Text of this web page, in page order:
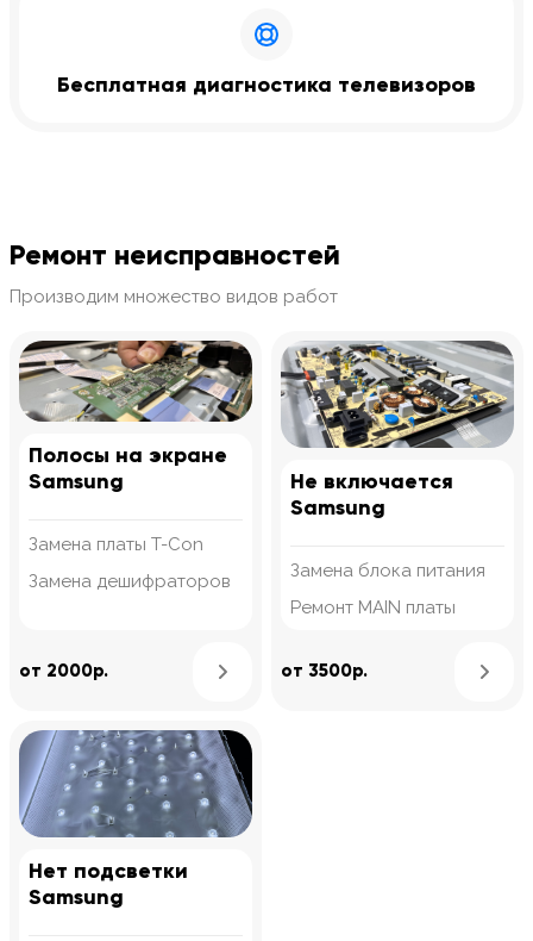
Бесплатная диагностика телевизоров
Ремонт неисправностей
Производим множество видов работ
Полосы на экране
Samsung
Замена платы T-Con
Замена дешифраторов
от 2000р. Узнать подробнее
Не включается
Samsung
Замена блока питания
Ремонт MAIN платы
от 3500р.
Нет подсветки
Samsung